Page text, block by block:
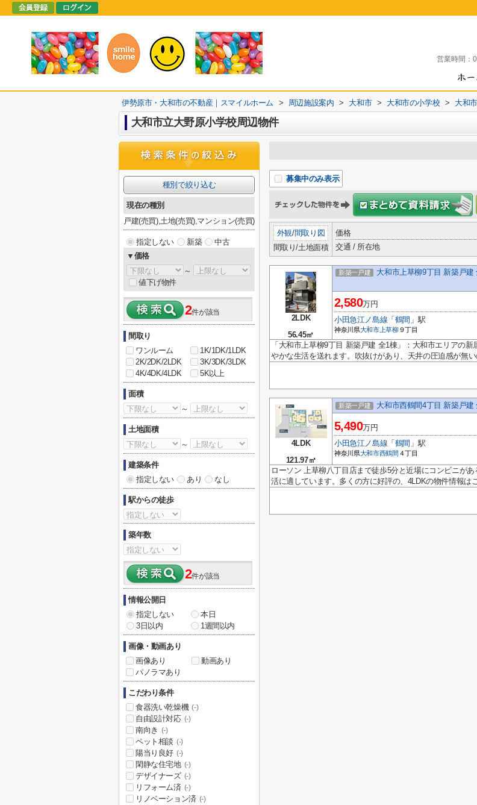
営業時間：
伊勢原市・大和市の不動産｜スマイルホーム > 周辺施設案内 > 大和市 > 大和市の小学校 > 大和
大和市立大野原小学校周辺物件
募集中のみ表示
外観/間取り図
間取り/土地面積
価格
交通 / 所在地
2LDK
56.45㎡
新築一戸建 大和市上草柳9丁目 新築戸建
2,580万円
小田急江ノ島線 「 鶴間 」駅
神奈川県大和市上草柳 ９丁目
「大和市上草柳9丁目 新築戸建 全1棟」：大和市エリアの
やかな生活を送れます。吹抜けがあり、天井の圧迫感が無
4LDK
121.97㎡
新築一戸建 大和市西鶴間4丁目 新築戸建
5,490万円
小田急江ノ島線 「 鶴間 」駅
神奈川県大和市西鶴間 ４丁目
ローソン 上草柳八丁目店まで徒歩5分と近場にコンビニが
活に適しています。多くの方に好評の、4LDKの物件情報は
種別で絞り込む
現在の種別
戸建(売買),土地(売買),マンション(売買)
指定しない 新築
中古
▼価格
～
値下げ物件
2件が該当
間取り
ワンルーム
1K/1DK/1LDK
2K/2DK/2LDK
3K/3DK/3LDK
4K/4DK/4LDK
5K以上
面積
～
土地面積
～
建築条件
指定しない
あり なし
駅からの徒歩
築年数
2件が該当
情報公開日
指定しない
本日
3日以内
1週間以内
画像・動画あり
画像あり
動画あり
パノラマあり
こだわり条件
食器洗い乾燥機 (-)
自由設計対応 (-)
南向き (-)
ペット相談 (-)
陽当り良好 (-)
閑静な住宅地 (-)
デザイナーズ (-)
リフォーム済 (-)
リノベーション済 (-)